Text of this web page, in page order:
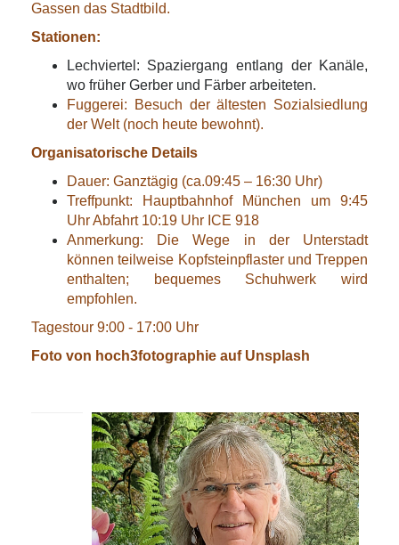
Gassen das Stadtbild.
Stationen:
Lechviertel: Spaziergang entlang der Kanäle,
wo früher Gerber und Färber arbeiteten.
Fuggerei: Besuch der ältesten Sozialsiedlung
der Welt (noch heute bewohnt).
Organisatorische Details
Dauer: Ganztägig (ca.09:45 – 16:30 Uhr)
Treffpunkt: Hauptbahnhof München um 9:45
Uhr Abfahrt 10:19 Uhr ICE 918
Anmerkung: Die Wege in der Unterstadt
können teilweise Kopfsteinpflaster und Treppen
enthalten; bequemes Schuhwerk wird
empfohlen.
Tagestour 9:00 - 17:00 Uhr
Foto von hoch3fotographie auf Unsplash